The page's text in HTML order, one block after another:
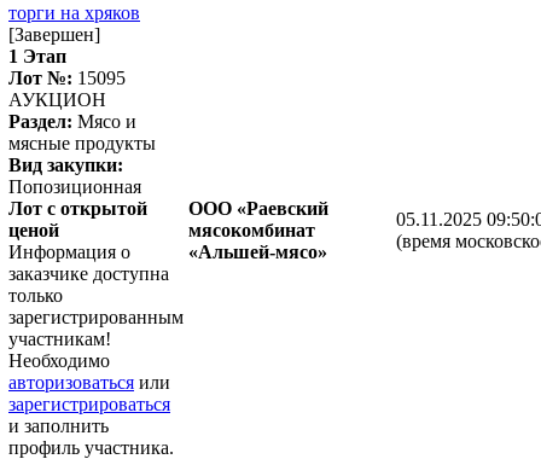
торги на хряков
[Завершен]
1 Этап
Лот №: 15095
АУКЦИОН
Раздел: Мясо и
мясные продукты
Вид закупки:
Попозиционная
Лот с открытой
ценой
Информация о
заказчике доступна
только
зарегистрированным
участникам!
Необходимо
авторизоваться или
зарегистрироваться
и заполнить
профиль участника.
ООО «Раевский
мясокомбинат
«Альшей-мясо»
05.11.2025
(время